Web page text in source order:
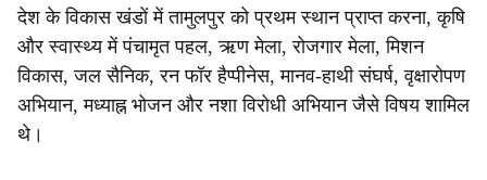
देश के विकास खंडों में तामुलपुर को प्रथम स्थान प्राप्त करना, कृषि
और स्वास्थ्य में पंचामृत पहल, ऋण मेला, रोजगार मेला, मिशन
विकास, जल सैनिक, रन फॉर हैप्पीनेस, मानव-हाथी संघर्ष, वृक्षारोपण
अभियान, मध्याह्न भोजन और नशा विरोधी अभियान जैसे विषय शामिल
थे।